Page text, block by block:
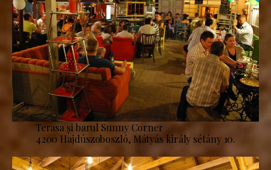
Terasa și barul Sunny Corner
4200 Hajdúszoboszló, Mátyás király sétány 10.